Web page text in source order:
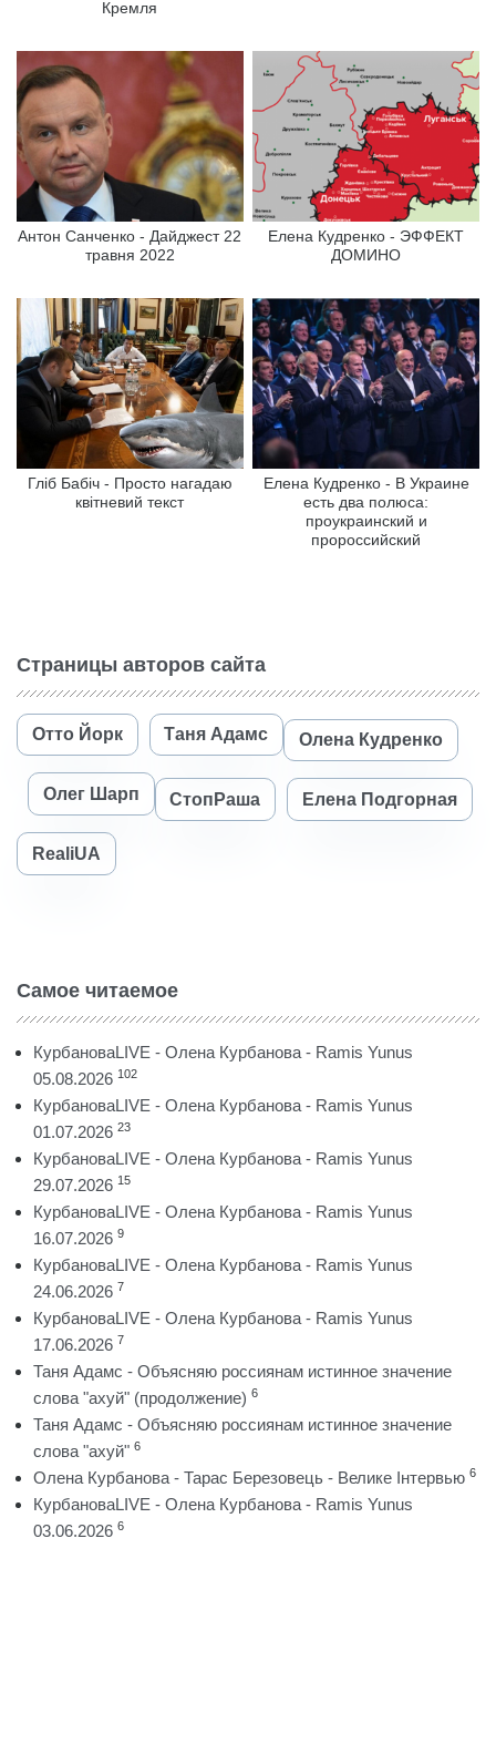
Кремля
Антон Санченко - Дайджест 22
травня 2022
Елена Кудренко - ЭФФЕКТ
ДОМИНО
Гліб Бабіч - Просто нагадаю
квітневий текст
Елена Кудренко - В Украине
есть два полюса:
проукраинский и
пророссийский
Страницы авторов сайта
Отто Йорк Таня Адамс Олена Кудренко
Олег Шарп СтопРаша Елена Подгорная
RealiUA
Самое читаемое
КурбановаLIVE - Олена Курбанова - Ramis Yunus
05.08.2026 102
КурбановаLIVE - Олена Курбанова - Ramis Yunus
01.07.2026 23
КурбановаLIVE - Олена Курбанова - Ramis Yunus
29.07.2026 15
КурбановаLIVE - Олена Курбанова - Ramis Yunus
16.07.2026 9
КурбановаLIVE - Олена Курбанова - Ramis Yunus
24.06.2026 7
КурбановаLIVE - Олена Курбанова - Ramis Yunus
17.06.2026 7
Таня Адамс - Объясняю россиянам истинное значение
слова "ахуй" (продолжение) 6
Таня Адамс - Объясняю россиянам истинное значение
слова "ахуй" 6
Олена Курбанова - Тарас Березовець - Велике Інтервью 6
КурбановаLIVE - Олена Курбанова - Ramis Yunus
03.06.2026 6